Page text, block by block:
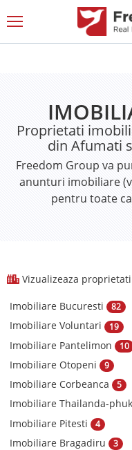
Proprietati
din Afumati
Freedom Group va
anunturi imobiliare
pentru toate
Vizualizeaza
Imobiliare Bucuresti 82
Imobiliare Voluntari 19
Imobiliare Pantelimon 10
Imobiliare Otopeni 9
Imobiliare Corbeanca 5
Imobiliare Thailanda-
Imobiliare Pitesti 4
Imobiliare Bragadiru 3